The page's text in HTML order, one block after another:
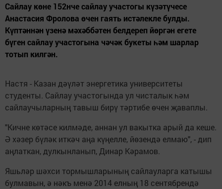
Сайлау көне 152нче сайлау участогы күзәтүчесе
Анастасия Фролова өчен гаять истәлекле булды.
Күптәннән үзенә мәхәббәтен белдереп йөргән егете
бүген сайлау участогына чәчәк букеты һәм шарлар
тотып килгән.
Настя - Казан дәүләт энергетика университеты
студенты. Сайлау участогында ул чисталык һәм
сайлаучыларның тавыш бирү тәртибе өчен җаваплы.
"Кичне көтәсе килмәде, аннан ул вакытка арый да кеше.
Ә хәзер бүләк иткәч аңа күңелле, йөзендә елмаю", - дип
аңлаткан, дулкынланып, Динар Кәрамов.
Яшьләр шәхси тормышларының сайлауларга катышы
булмавын, ә нәкъ менә 2014 елның 18 сентябрендә